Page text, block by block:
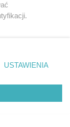
i
prywatności
zgody
takiemu
tylko
USTAWIENIA